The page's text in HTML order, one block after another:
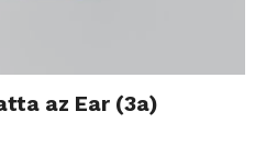
az Ear (3a)